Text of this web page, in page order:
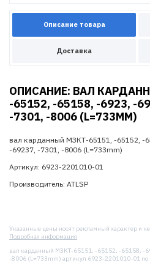
Описание товара
Доставка
ОПИСАНИЕ: ВАЛ
-65152, -65158, -6923, -
-7301, -8006 (L=733MM)
вал карданный МЗКТ-65151, -65152, -
-69237, -7301, -8006 (L=733mm)
Артикул: 6923-2201010-01
Производитель: ATLSP
Указанные цены носят рекламный характер и
Подробная информация
вал карданный МЗКТ-65151, -65152, -65158, -
-8006 (L=733mm) артикул 6923-2201010-01 по